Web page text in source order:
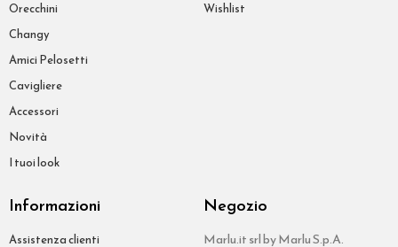
Orecchini
Changy
Amici Pelosetti
Cavigliere
Accessori
Novità
I tuoi look
Wishlist
Informazioni
Assistenza clienti
Negozio
Marlu.it srl by Marlu S.p.A.